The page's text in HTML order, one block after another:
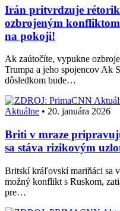
Irán pritvrdzuje
ozbrojeným
na pokoji!
Ak zaútočíte, vypukne
Trumpa a jeho spojencov Ak
dôsledkom bude…
Aktuálne • 20. januára 2026
Briti v mraze
sa stáva rizikovým
Britskí kráľovskí mariňáci sa
možný konflikt s Ruskom,
pre…